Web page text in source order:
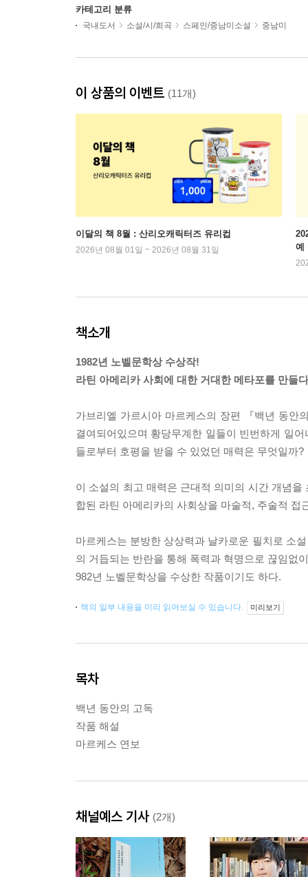
카테고리 분류
국내도서 소설/시/희곡 스페인/중남미소설 중남미
이 상품의 이벤트 (11개)
이달의 책 8월 : 산리오캐릭터즈 유리컵
2026년 08월 01일 ~ 2026년 08월 31일
예
책소개
1982년 노벨문학상 수상작!
라틴 아메리카 사회에 대한 거대한 메타포를 만들다
가브리엘 가르시아 마르케스의 장편 『백년 동안
결여되어있으며 황당무계한 일들이 빈번하게 일
들로부터 호평을 받을 수 있었던 매력은 무엇일까?
이 소설의 최고 매력은 근대적 의미의 시간 개념
합된 라틴 아메리카의 사회상을 마술적, 주술적
마르케스는 분방한 상상력과 날카로운 필치로 소
의 거듭되는 반란을 통해 폭력과 혁명으로 끊임없
982년 노벨문학상을 수상한 작품이기도 하다.
책의 일부 내용을 미리 읽어보실 수 있습니다. 미리보기
목차
백년 동안의 고독
작품 해설
마르케스 연보
채널예스 기사 (2개)